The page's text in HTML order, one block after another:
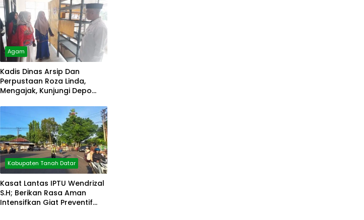
Agam
Kadis Dinas Arsip Dan
Perpustaan Roza Linda,
Mengajak, Kunjungi Depo
Kabupaten Tanah Datar
Kasat Lantas IPTU Wendrizal
S.H; Berikan Rasa Aman
Intensifkan Giat Preventif